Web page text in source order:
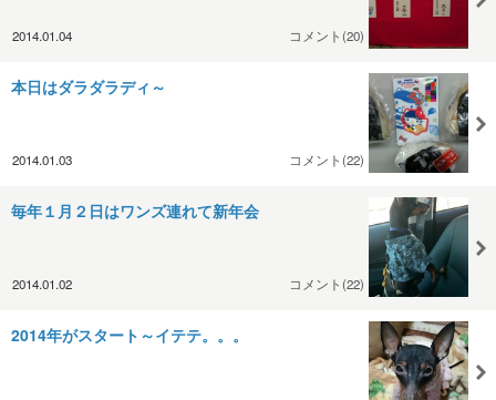
2014.01.04 コメント(20)
本日はダラダラディ～
2014.01.03 コメント(22)
毎年１月２日はワンズ連れて新年会
2014.01.02 コメント(22)
2014年がスタート～イテテ。。。